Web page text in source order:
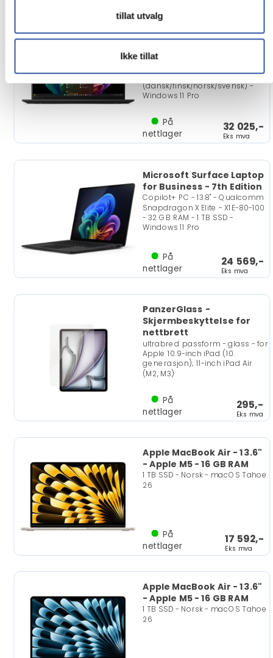
tillat utvalg
Ikke tillat
Lenovo ThinkPad X1
Carbon Gen 14 Aura
Edition
Ultra 7 - 355 - Evo - 32 GB RAM -
4G/5G - Nordisk
(dansk/finsk/norsk/svensk) -
Windows 11 Pro
32 025,-
Eks mva
På
nettlager
Microsoft Surface Laptop
for Business - 7th Edition
Copilot+ PC - 13.8" - Qualcomm
Snapdragon X Elite - X1E-80-100
- 32 GB RAM - 1 TB SSD -
Windows 11 Pro
24 569,-
Eks mva
På
nettlager
PanzerGlass -
Skjermbeskyttelse for
nettbrett
ultrabred passform - glass - for
Apple 10.9-inch iPad (10.
generasjon); 11-inch iPad Air
(M2, M3)
295,-
Eks mva
På
nettlager
Apple MacBook Air - 13.6"
- Apple M5 - 16 GB RAM
1 TB SSD - Norsk - macOS Tahoe
26
17 592,-
Eks mva
På
nettlager
Apple MacBook Air - 13.6"
- Apple M5 - 16 GB RAM
1 TB SSD - Norsk - macOS Tahoe
26